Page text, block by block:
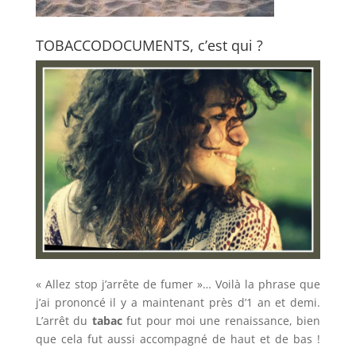
TOBACCODOCUMENTS, c’est qui ?
« Allez stop j’arrête de fumer »… Voilà la phrase que
j’ai prononcé il y a maintenant près d’1 an et demi.
L’arrêt du tabacfut pour moi une renaissance, bien
que cela fut aussi accompagné de haut et de bas !